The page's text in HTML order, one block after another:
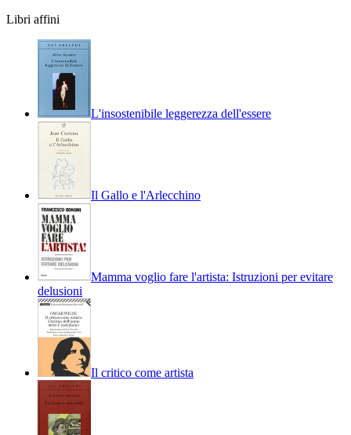
Libri affini
L'insostenibile leggerezza dell'essere
Il Gallo e l'Arlecchino
Mamma voglio fare l'artista: Istruzioni per evitare
delusioni
Il critico come artista